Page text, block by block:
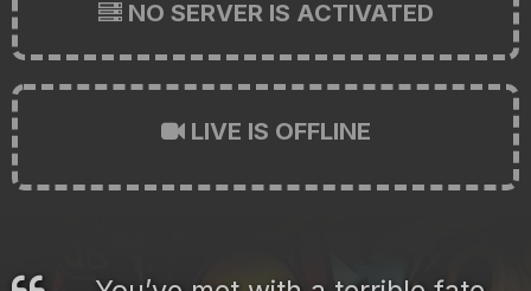
NO SERVER IS ACTIVATED
LIVE IS OFFLINE